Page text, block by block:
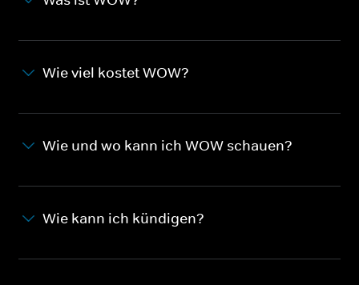
Wie viel kostet WOW?
Wie und wo kann ich WOW schauen?
Wie kann ich kündigen?